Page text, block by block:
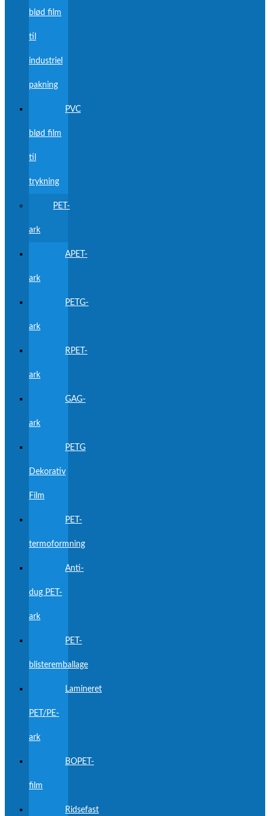
blød film
til
industriel
pakning
PVC
blød film
til
trykning
PET-
ark
APET-
ark
PETG-
ark
RPET-
ark
GAG-
ark
PETG
Dekorativ
Film
PET-
termoformning
Anti-
dug PET-
ark
PET-
blisteremballage
Lamineret
PET/PE-
ark
BOPET-
film
Ridsefast